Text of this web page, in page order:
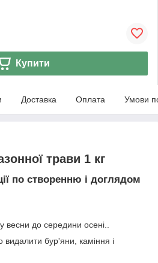
Купити
Доставка Оплата Умови
трави 1 кг
по створенню і доглядом
весни до середини осені..
видалити бур'яни, каміння і